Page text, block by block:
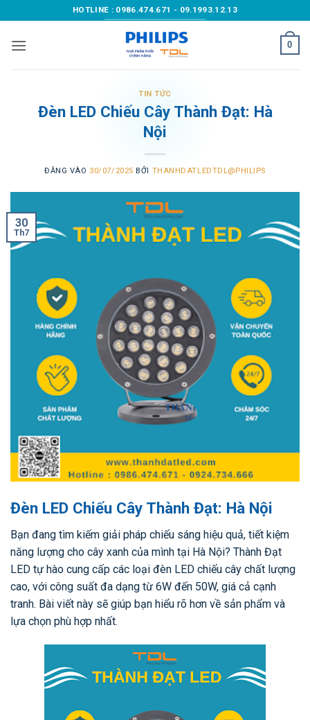
qua
nội
HOTLINE : 0986.474.671 - 09.1993.12.13
0
TIN TỨC
Đèn LED Chiếu Cây Thành Đạt: Hà
Nội
ĐĂNG VÀO 30/07/2025 BỞI THANHDATLEDTDL@PHILIPS
30
Th7
Đèn LED Chiếu Cây Thành Đạt: Hà Nội
Bạn đang tìm kiếm giải pháp chiếu sáng hiệu quả, tiết kiệm
năng lượng cho cây xanh của mình tại Hà Nội? Thành Đạt
LED tự hào cung cấp các loại đèn LED chiếu cây chất lượng
cao, với công suất đa dạng từ 6W đến 50W, giá cả cạnh
tranh. Bài viết này sẽ giúp bạn hiểu rõ hơn về sản phẩm và
lựa chọn phù hợp nhất.